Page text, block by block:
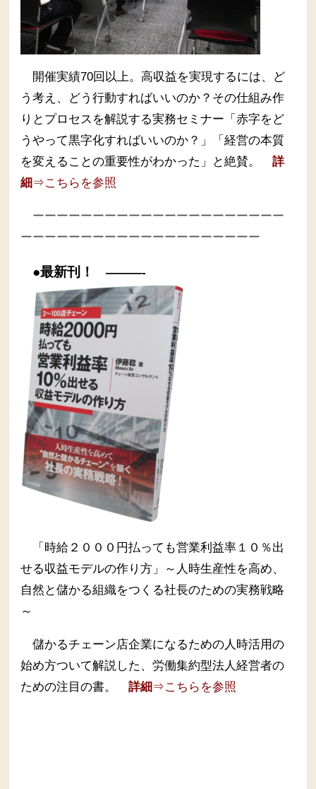
開催実績70回以上。高収益を実現するには、ど
う考え、どう行動すればいいのか？その仕組み作
りとプロセスを解説する実務セミナー 「赤字をど
うやって黒字化すればいいのか？」「経営の本質
を変えることの重要性がわかった」と絶賛。
詳
細⇒こちらを参照
ーーーーーーーーーーーーーーーーーーーーー
ーーーーーーーーーーーーーーーーーーーー
●最新刊！ ———-
「時給２０００円払っても営業利益率１０％出
せる収益モデルの作り方」～人時生産性を高め、
自然と儲かる組織をつくる社長のための実務戦略
～
儲かるチェーン店企業になるための人時活用の
始め方ついて解説した、労働集約型法人経営者の
ための注目の書。
詳細⇒こちらを参照